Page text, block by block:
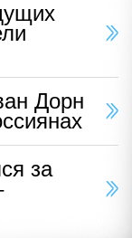
Дорн
за